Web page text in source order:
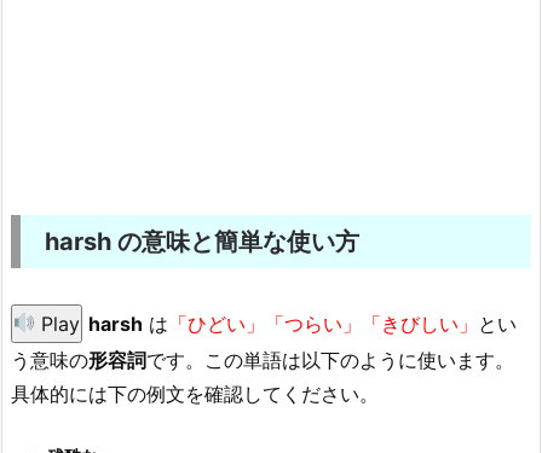
harsh の意味と簡単な使い方
Play harsh は 「ひどい」「つらい」「きびしい」 とい
う意味の形容詞です。この単語は以下のように使います。
具体的には下の例文を確認してください。